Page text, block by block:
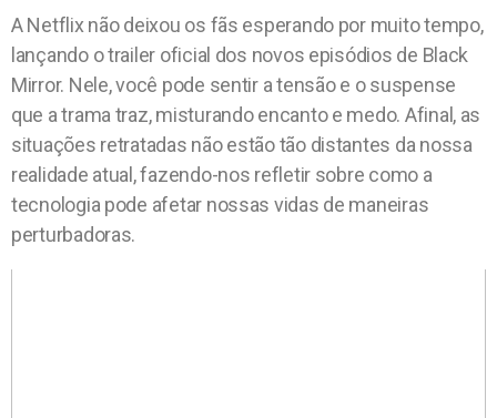
A Netflix não deixou os fãs esperando por muito tempo,
lançando o trailer oficial dos novos episódios de Black
Mirror. Nele, você pode sentir a tensão e o suspense
que a trama traz, misturando encanto e medo. Afinal, as
situações retratadas não estão tão distantes da nossa
realidade atual, fazendo-nos refletir sobre como a
tecnologia pode afetar nossas vidas de maneiras
perturbadoras.